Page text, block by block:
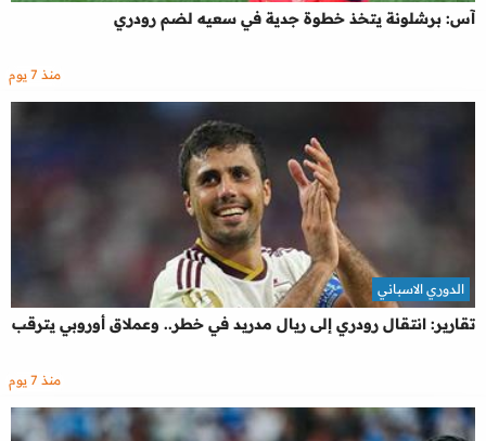
آس: برشلونة يتخذ خطوة جدية في سعيه لضم رودري
منذ 7 يوم
تقارير: انتقال رودري إلى ريال مدريد في خطر.. وعملاق أوروبي يترقب
الدوري الاسباني
منذ 7 يوم